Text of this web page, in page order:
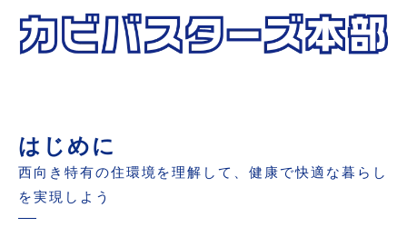
まとめと今後のアクションプラン
はじめに
西向き特有の住環境を理解して、健康で快適な暮らし
を実現しよう